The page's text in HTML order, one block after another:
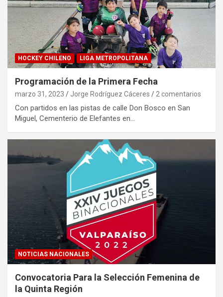
HOCKEY CHILENO LIGA METROPOLITANA
Programación de la Primera Fecha
marzo 31, 2023 Jorge Rodríguez Cáceres 2 comentarios
Con partidos en las pistas de calle Don Bosco en San
Miguel, Cementerio de Elefantes en…
NOTICIAS NACIONALES
Convocatoria Para la Selección Femenina de
la Quinta Región